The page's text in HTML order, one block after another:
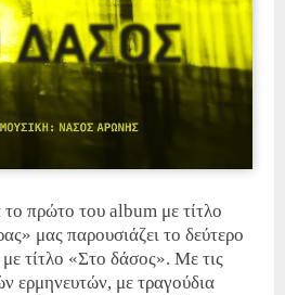
πρώτο του album με τίτλο
μας παρουσιάζει το δεύτερο
τίτλο «Στο δάσος». Με τις
ερμηνευτών, με τραγούδια